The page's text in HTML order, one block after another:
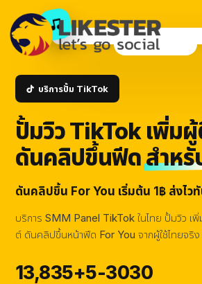
บริการปั้ม TikTok
ปั้มวิว TikTok เพิ่ม
ดันคลิปขึ้นฟีดสำห
ดันคลิปขึ้น For You เริ่มต้น 1฿ ส่งไวทั
บริการ SMM Panel TikTok ในไทย ปั้มวิว เ
ต์ ดันคลิปขึ้นหน้าฟีด For You จากผู้ใช้ไทยจริง
13,835+5-3030
กำลังติดตามFor You
เสียงต้นฉบับ — Likester